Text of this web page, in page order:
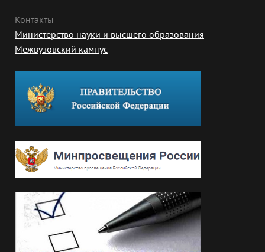
Контакты
Министерство науки и высшего образования
Межвузовский кампус